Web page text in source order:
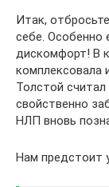
Итак,
себе. Особенно
дискомфорт! В
комплексовала
Толстой
свойственно
НЛП вновь
Нам предстоит